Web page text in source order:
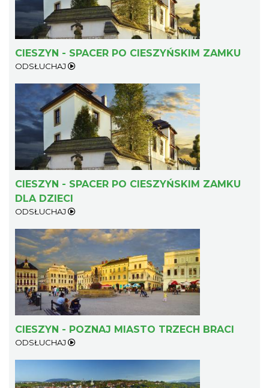
CIESZYN - SPACER PO CIESZYŃSKIM ZAMKU
ODSŁUCHAJ
CIESZYN - SPACER PO CIESZYŃSKIM ZAMKU
DLA DZIECI
ODSŁUCHAJ
CIESZYN - POZNAJ MIASTO TRZECH BRACI
ODSŁUCHAJ